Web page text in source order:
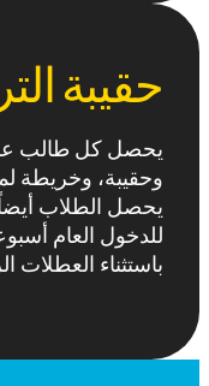
حقيبة
يحصل كل طالب
وحقيبة، وخريطة
يحصل الطلاب
للدخول العام
باستثناء العطلات